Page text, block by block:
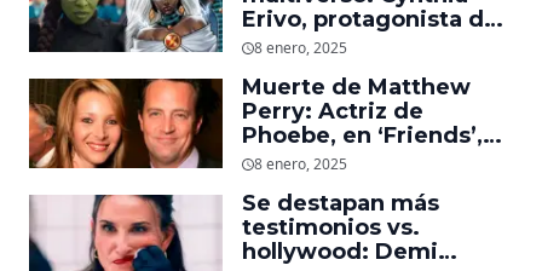
Erivo, protagonista de
‘Wicked’, quiere ser
8 enero, 2025
Muerte de Matthew
Perry: Actriz de
Phoebe, en ‘Friends’,
descubre un emotivo
dejó
8 enero, 2025
Se destapan más
testimonios vs.
hollywood: Demi